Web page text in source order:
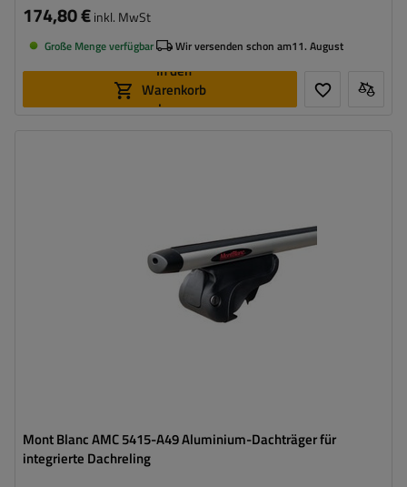
174,80 €inkl. MwSt
Große Menge verfügbar Wir versenden schon am11. August
In den
Warenkorb
legen
Mont Blanc AMC 5415-A49 Aluminium-Dachträger für
integrierte Dachreling